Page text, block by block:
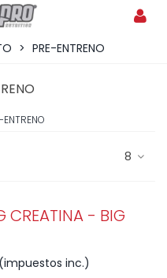
> PRE-ENTRENO
8
CREATINA - BIG
(impuestos inc.)